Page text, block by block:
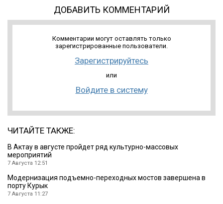
ДОБАВИТЬ КОММЕНТАРИЙ
Комментарии могут оставлять только
зарегистрированные пользователи.
Зарегистрируйтесь
или
Войдите в систему
ЧИТАЙТЕ ТАКЖЕ:
В Актау в августе пройдет ряд культурно-массовых
мероприятий
7 Августа 12:51
Модернизация подъемно-переходных мостов завершена в
порту Курык
7 Августа 11:27